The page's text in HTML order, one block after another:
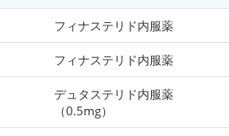
フィナステリド内服薬
フィナステリド内服薬
デュタステリド内服薬
（0.5mg）